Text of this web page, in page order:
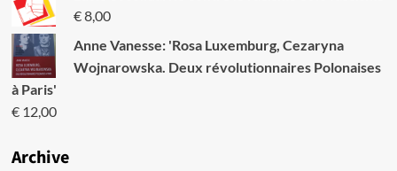
€8,00
Anne Vanesse: 'Rosa Luxemburg, Cezaryna
Wojnarowska. Deux révolutionnaires Polonaises
à Paris'
€12,00
Archive